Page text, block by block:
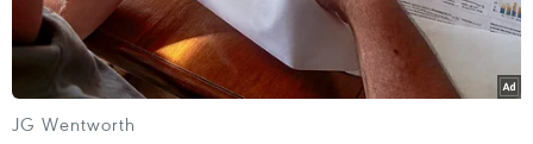
tượng vàng danh giáPhim hay nhất Oscar 2013
của đạo diễn Ben Affleck.
Theo Tehran, hình ảnh Iran trong bộ phim này
JG Wentworth